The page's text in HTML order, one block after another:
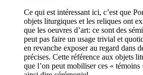
Ce qui est intéressant ici, c’est que
objets liturgiques et les reliques ont
que les oeuvres d’art: ce sont des
peut pas faire un usage trivial et
en revanche exposer au regard dans
précises. Cette référence aux objets
que l’on peut mobiliser ces «